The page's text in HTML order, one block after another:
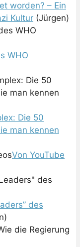
worden? – Ein
Kultur (Jürgen)
WHO
Die 50
man kennen
Von YouTube
des